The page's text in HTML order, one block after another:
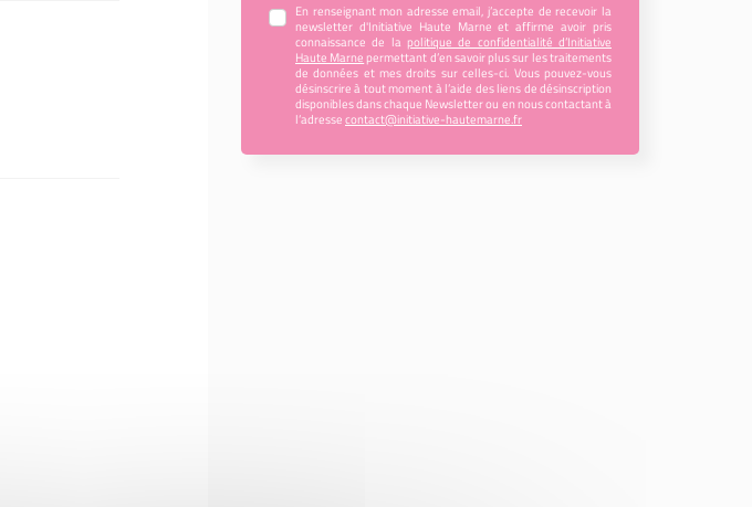
En renseignant mon adresse email, j’accepte de recevoir la
newsletter d'Initiative Haute Marne et affirme avoir pris
connaissance de la politique de confidentialité d’Initiative
Haute Marne permettant d’en savoir plus sur les traitements
de données et mes droits sur celles-ci. Vous pouvez-vous
désinscrire à tout moment à l’aide des liens de désinscription
disponibles dans chaque Newsletter ou en nous contactant à
l’adressecontact@initiative-hautemarne.fr